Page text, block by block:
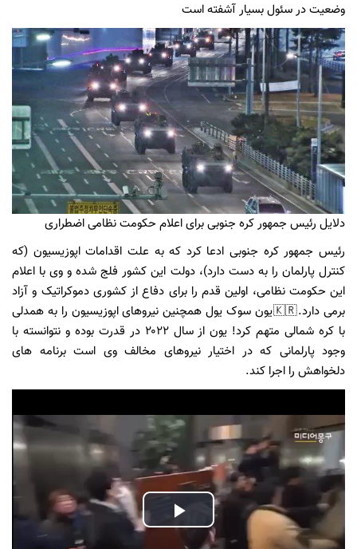
وضعیت در سئول بسیار آشفته است
دلایل رئیس جمهور کره جنوبی برای اعلام حکومت نظامی اضطراری
رئیس جمهور کره جنوبی ادعا کرد که به علت اقدامات اپوزیسیون (که
کنترل پارلمان را به دست دارد)، دولت این کشور فلج شده و وی با اعلام
این حکومت نظامی، اولین قدم را برای دفاع از کشوری دموکراتیک و آزاد
برمی دارد.🇰🇷یون سوک یول همچنین نیروهای اپوزیسیون را به همدلی
با کره شمالی متهم کرد! یون از سال ۲۰۲۲ در قدرت بوده و نتوانسته با
وجود پارلمانی که در اختیار نیروهای مخالف وی است برنامه های
دلخواهش را اجرا کند.
Play